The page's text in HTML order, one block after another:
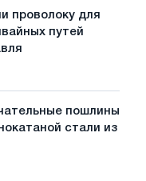
проволоку для
путей
пошлины
стали из